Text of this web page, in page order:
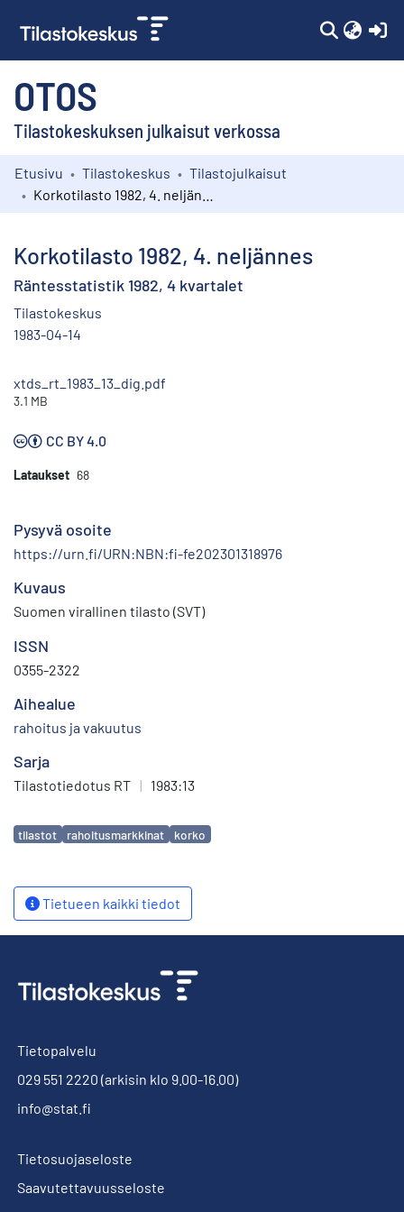
OTOS
Tilastokeskuksen julkaisut verkossa
Kokoelmat
Etusivu Tilastokeskus
Tilastojulkaisut
Korkotilasto 1982, 4. neljännes
Räntesstatistik 1982, 4 kvartalet
Tilastokeskus
1983-04-14
xtds_rt_1983_13_dig.pdf
3.1 MB
CC BY 4.0
Lataukset 68
Pysyvä osoite
https://urn.fi/URN:NBN:fi-fe202301318976
Kuvaus
Suomen virallinen tilasto (SVT)
ISSN
0355-2322
Aihealue
rahoitus ja vakuutus
Sarja
Tilastotiedotus RT | 1983:13
Avainsanat
tilastot rahoitusmarkkinat korko
Tietueen kaikki tiedot
Tietopalvelu
029 551 2220 (arkisin klo 9.00-16.00)
info@stat.fi
Tietosuojaseloste
Saavutettavuusseloste